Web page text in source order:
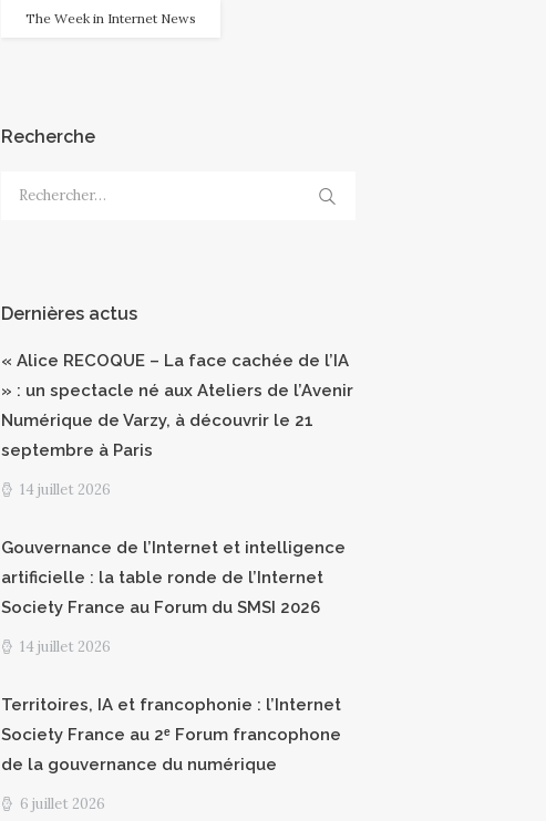
The Week in Internet News
Recherche
Rechercher :
Dernières actus
« Alice RECOQUE – La face cachée de l’IA
» : un spectacle né aux Ateliers de l’Avenir
Numérique de Varzy, à découvrir le 21
septembre à Paris
14 juillet 2026
Gouvernance de l’Internet et intelligence
artificielle : la table ronde de l’Internet
Society France au Forum du SMSI 2026
14 juillet 2026
Territoires, IA et francophonie : l’Internet
Society France au 2ᵉ Forum francophone
de la gouvernance du numérique
6 juillet 2026